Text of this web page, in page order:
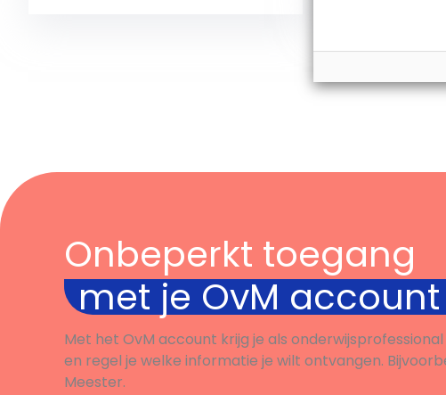
Onbeperkt toegang
met je OvM account
Met het OvM account krijg je als
en regel je welke informatie je wilt ontvangen.
Meester.